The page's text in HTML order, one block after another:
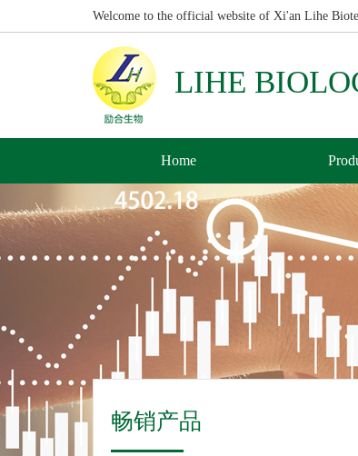
Welcome to the official website of Xi'an Lihe
LIHE
Home
畅销产品